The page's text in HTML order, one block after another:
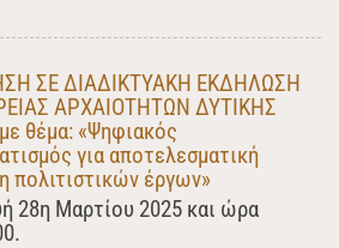
ΣΕ ΔΙΑΔΙΚΤΥΑΚΗ ΕΚΔΗΛΩΣΗ
ΑΡΧΑΙΟΤΗΤΩΝ ΔΥΤΙΚΗΣ
θέμα: «Ψηφιακός
για αποτελεσματική
πολιτιστικών έργων»
28η Μαρτίου 2025 και ώρα